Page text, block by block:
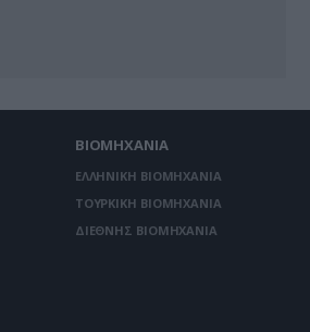
ΒΙΟΜΗΧΑΝΙΑ
ΕΛΛΗΝΙΚΗ ΒΙΟΜΗΧΑΝΙΑ
ΤΟΥΡΚΙΚΗ ΒΙΟΜΗΧΑΝΙΑ
ΔΙΕΘΝΗΣ ΒΙΟΜΗΧΑΝΙΑ